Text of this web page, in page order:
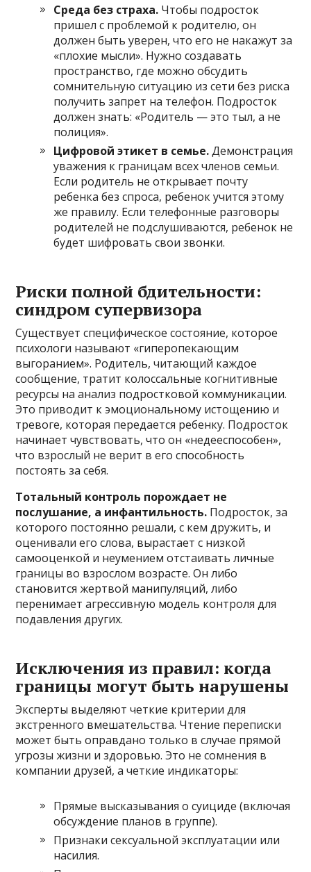
Среда без страха. Чтобы подросток
пришел с проблемой к родителю, он
должен быть уверен, что его не накажут за
«плохие мысли». Нужно создавать
пространство, где можно обсудить
сомнительную ситуацию из сети без риска
получить запрет на телефон. Подросток
должен знать: «Родитель — это тыл, а не
полиция».
Цифровой этикет в семье.Демонстрация
уважения к границам всех членов семьи.
Если родитель не открывает почту
ребенка без спроса, ребенок учится этому
же правилу. Если телефонные разговоры
родителей не подслушиваются, ребенок не
будет шифровать свои звонки.
Риски полной бдительности:
синдром супервизора
Существует специфическое состояние, которое
психологи называют «гиперопекающим
выгоранием». Родитель, читающий каждое
сообщение, тратит колоссальные когнитивные
ресурсы на анализ подростковой коммуникации.
Это приводит к эмоциональному истощению и
тревоге, которая передается ребенку. Подросток
начинает чувствовать, что он «недееспособен»,
что взрослый не верит в его способность
постоять за себя.
Тотальный контроль порождает не
послушание, а инфантильность. Подросток, за
которого постоянно решали, с кем дружить, и
оценивали его слова, вырастает с низкой
самооценкой и неумением отстаивать личные
границы во взрослом возрасте. Он либо
становится жертвой манипуляций, либо
перенимает агрессивную модель контроля для
подавления других.
Исключения из правил: когда
границы могут быть нарушены
Эксперты выделяют четкие критерии для
экстренного вмешательства. Чтение переписки
может быть оправдано только в случае прямой
угрозы жизни и здоровью. Это не сомнения в
компании друзей, а четкие индикаторы:
Прямые высказывания о суициде (включая
обсуждение планов в группе).
Признаки сексуальной эксплуатации или
насилия.